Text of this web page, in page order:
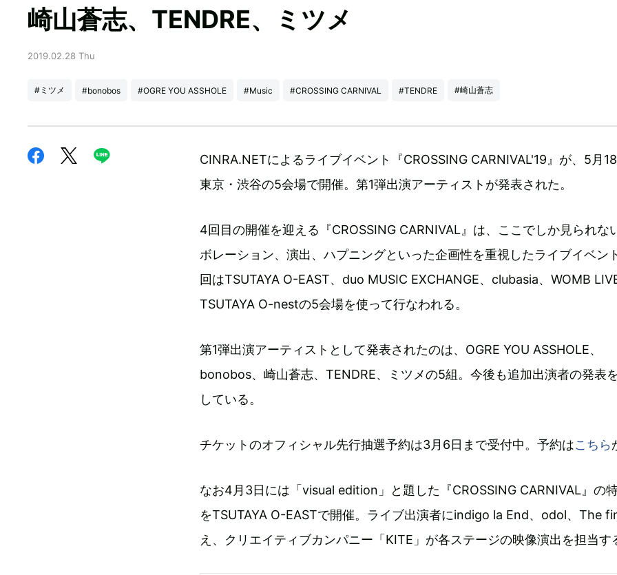
崎山蒼志、TENDRE、ミツメ
2019.02.28 Thu
#ミツメ #bonobos #OGRE YOU ASSHOLE #Music #CROSSING CARNIVAL #TENDRE #崎山蒼志
CINRA.NETによるライブイベント『CROSSING CARNIVAL'19』が、5月
東京・渋谷の5会場で開催。第1弾出演アーティストが発表された。
4回目の開催を迎える『CROSSING CARNIVAL』は、ここでしか見られな
ボレーション、演出、ハプニングといった企画性を重視したライブイベン
回はTSUTAYA O-EAST、duo MUSIC EXCHANGE、clubasia、WOMB LIVE
TSUTAYA O-nestの5会場を使って行なわれる。
第1弾出演アーティストとして発表されたのは、OGRE YOU ASSHOLE、
bonobos、崎山蒼志、TENDRE、ミツメの5組。今後も追加出演者の発表
している。
チケットのオフィシャル先行抽選予約は3月6日まで受付中。予約はこちら
なお4月3日には「visual edition」と題した『CROSSING CARNIVAL』の
をTSUTAYA O-EASTで開催。ライブ出演者にindigo la End、odol、The
え、クリエイティブカンパニー「KITE」が各ステージの映像演出を担当す